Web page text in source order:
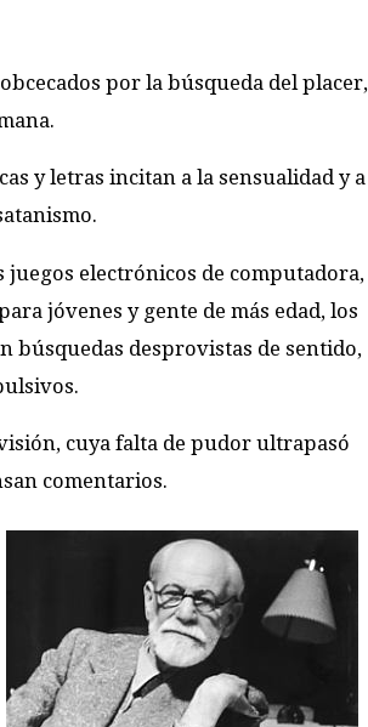
por la búsqueda del placer,
y letras incitan a la sensualidad y a
juegos electrónicos de computadora,
jóvenes y gente de más edad, los
búsquedas desprovistas de sentido,
cuya falta de pudor ultrapasó
comentarios.